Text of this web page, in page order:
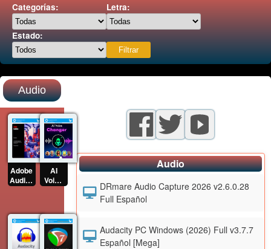
[Mega]
Categorías: Letra:
Estado:
Audio
Adobe
Audition
Multilenguaje
[Mega]
AI
Voice
Full
Multilenguaje
[Mega]
Audio
DRmare Audio Capture 2026 v2.6.0.28
Full Español
Audacity PC Windows (2026) Full v3.7.7
Español [Mega]